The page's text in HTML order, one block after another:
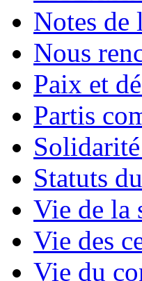
Notes de
Nous
Paix et
Partis
Statuts
Vie de la
Vie des
Vie du